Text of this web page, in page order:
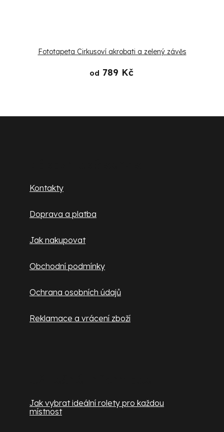
Fototapeta Cirkusoví akrobati a zelený závěs
od 789 Kč
Kontakty
Doprava a platba
Jak nakupovat
Obchodní podmínky
Ochrana osobních údajů
Reklamace a vrácení zboží
Jak vybrat ideální rolety pro každou
místnost